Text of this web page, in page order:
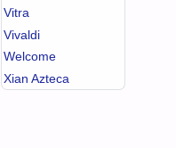
Vitra
Vivaldi
Welcome
Xian Azteca